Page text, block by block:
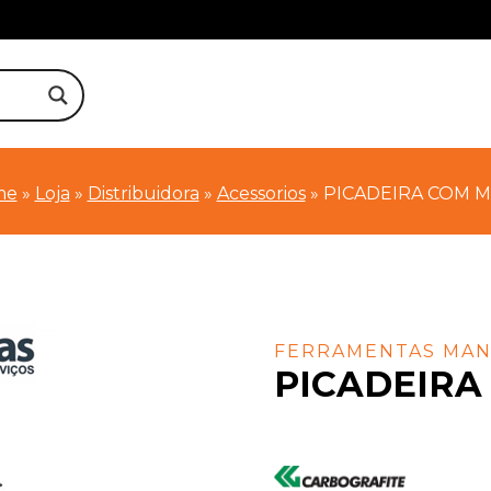
» Loja » Distribuidora » Acessorios» PICADEIRA COM
FERRAMENTAS